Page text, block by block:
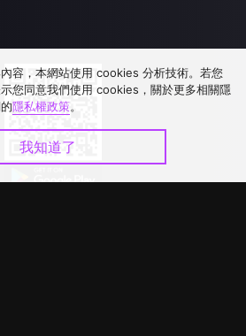
容，本網站使用 cookies 分析技術。若您
您同意我們使用 cookies，關於更多相關隱
隱私權政策。
我知道了